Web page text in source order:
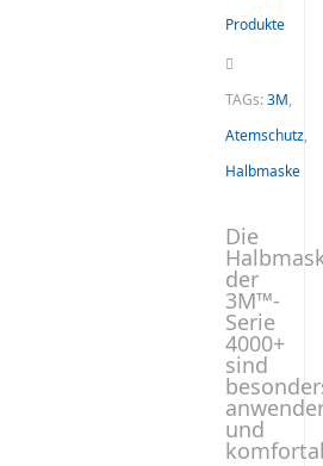
Produkte
TAGs:3M,
Atemschutz,
Halbmaske
Die
der
3M™-
Serie
4000+
sind
und